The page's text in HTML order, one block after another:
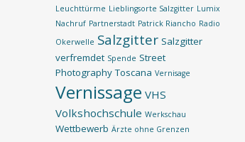
Leuchttürme Lieblingsorte Salzgitter Lumix
Nachruf Partnerstadt Patrick Riancho Radio
Okerwelle Salzgitter Salzgitter
verfremdet Spende Street
Photography Toscana Vernisage
Vernissage VHS
Volkshochschule Werkschau
Wettbewerb Ärzte ohne Grenzen